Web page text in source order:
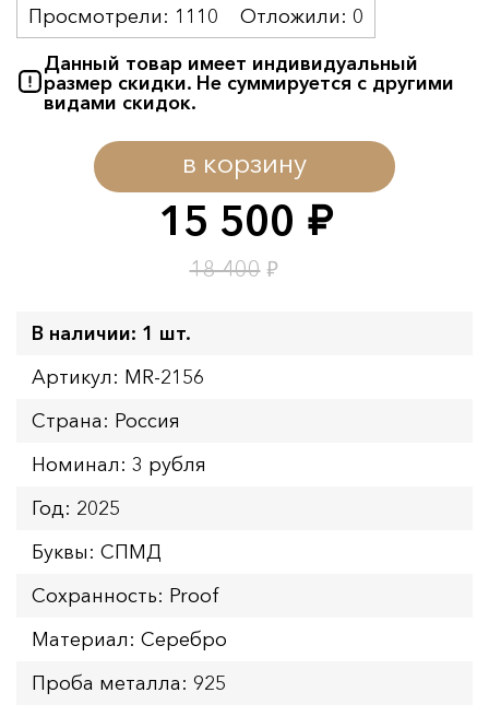
15 500 руб.
18 400 ₽
в корзину
Данный товар имеет индивидуальный
размер скидки. Не суммируется с другими
видами скидок.
Просмотрели: 1110 Отложили: 0
В наличии: 1 шт.
Артикул: MR-2156
Страна: Россия
Номинал: 3 рубля
Год: 2025
Буквы: СПМД
Сохранность: Proof
Материал: Серебро
Проба металла: 925